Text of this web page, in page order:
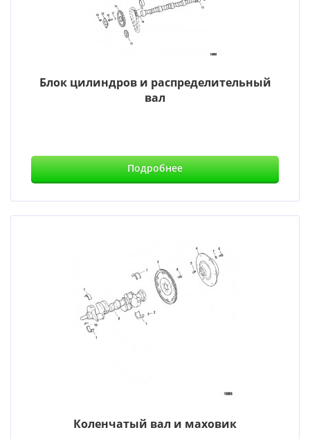
Блок цилиндров и распределительный
вал
Подробнее
Коленчатый вал и маховик